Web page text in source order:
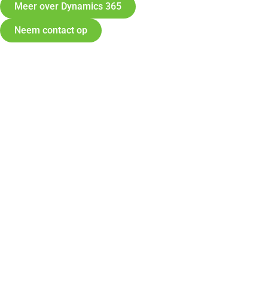
Meer over Dynamics 365
Neem contact op